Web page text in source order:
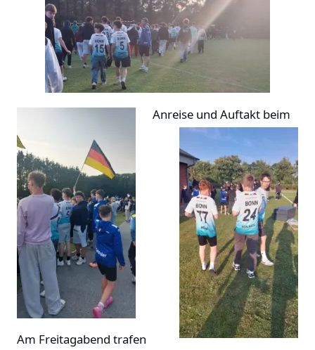
Anreise und Auftakt beim
Am Freitagabend trafen